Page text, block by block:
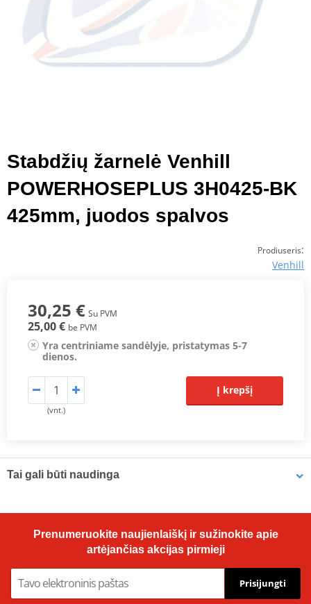
Stabdžių žarnelė Venhill
POWERHOSEPLUS 3H0425-BK
425mm, juodos spalvos
Prodiuseris:
Venhill
30,25 € Su PVM
25,00 € be PVM
Yra centriniame sandėlyje, pristatymas 5-7
dienos.
(vnt.)
Į krepšį
Tai gali būti naudinga
Prenumeruokite naujienlaiškį ir sužinokite apie
artėjančias akcijas pirmieji
Prisijungti